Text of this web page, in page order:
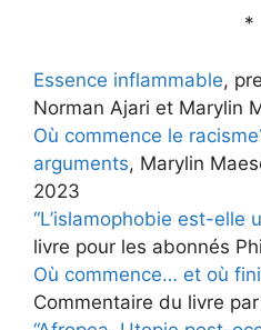
*
Essence inflammable,
Norman Ajari et Marylin
Où commence le
arguments, Marylin
2023
“L’islamophobie est-elle
livre pour les abonnés
Où commence… et où
Commentaire du livre